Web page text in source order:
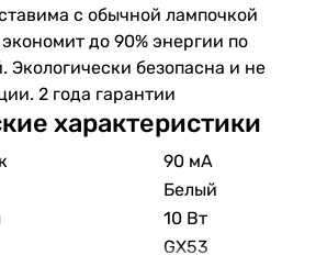
с обычной лампочкой
до 90% энергии по
Экологически безопасна и не
2 года гарантии
характеристики
90 мА
Белый
10 Вт
GX53